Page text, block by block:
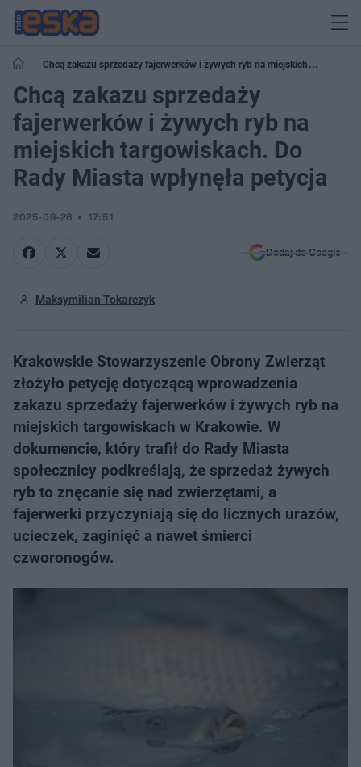
Chcą zakazu sprzedaży fajerwerków i żywych ryb na miejskich
targowiskach. Do Rady Miasta wpłynęła petycja
Chcą zakazu sprzedaży
fajerwerków i żywych ryb na
miejskich targowiskach. Do
Rady Miasta wpłynęła petycja
2025-09-26 17:51
Dodaj do Google
Maksymilian Tokarczyk
Krakowskie Stowarzyszenie Obrony Zwierząt
złożyło petycję dotyczącą wprowadzenia
zakazu sprzedaży fajerwerków i żywych ryb na
miejskich targowiskach w Krakowie. W
dokumencie, który trafił do Rady Miasta
społecznicy podkreślają, że sprzedaż żywych
ryb to znęcanie się nad zwierzętami, a
fajerwerki przyczyniają się do licznych urazów,
ucieczek, zaginięć a nawet śmierci
czworonogów.